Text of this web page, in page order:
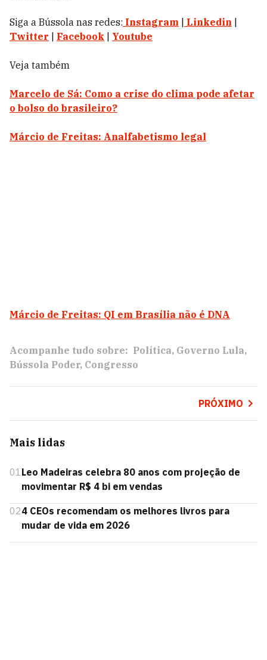
Siga a Bússola nas redes: Instagram Linkedin
Twitter
Facebook Youtube
Veja também
Marcelo de Sá: Como a crise do clima pode afetar
o bolso do brasileiro?
Márcio de Freitas: Analfabetismo legal
Márcio de Freitas: QI em Brasília não é DNA
Acompanhe tudo sobre: Política Governo Lula
Bússola Poder Congresso
PRÓXIMO
Mais lidas
01Leo Madeiras celebra 80 anos com projeção de
movimentar R$ 4 bi em vendas
024 CEOs recomendam os melhores livros para
mudar de vida em 2026